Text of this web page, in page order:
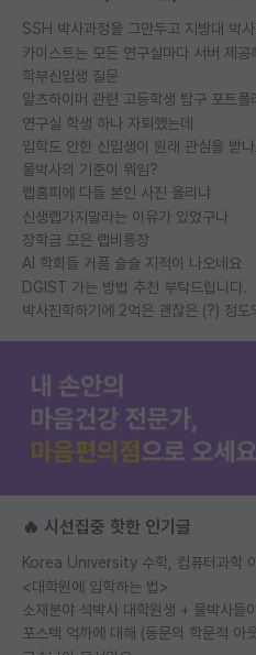
카이스트는 모든 연구실마다 서버 제공
학부신입생 질문
알츠하이머 관련 고등학생 탐구 포트폴
연구실 학생 하나 자퇴했는데
입학도 안한 신입생이 원래 관심을 받
물박사의 기준이 뭐임?
랩홈피에 다들 본인 사진 올리냐
신생랩가지말라는 이유가 있었구나
장학금 모은 랩비통장
AI 학회들 거품 슬슬 지적이 나오네요
DGIST 가는 방법 추천 부탁드립니다.
🔥 시선집중 핫한 인기글
<대학원에 입학하는 법>
소재분야 석박사 대학원생 + 물박사들